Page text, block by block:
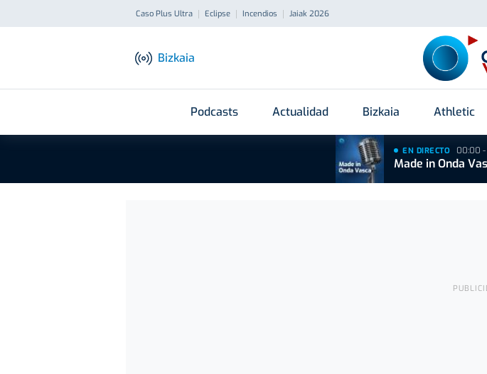
Caso Plus Ultra Eclipse Incendios Jaiak 2026
Bizkaia
Podcasts Actualidad Bizkaia Athletic
EN DIRECTO 00:00
Made in Onda